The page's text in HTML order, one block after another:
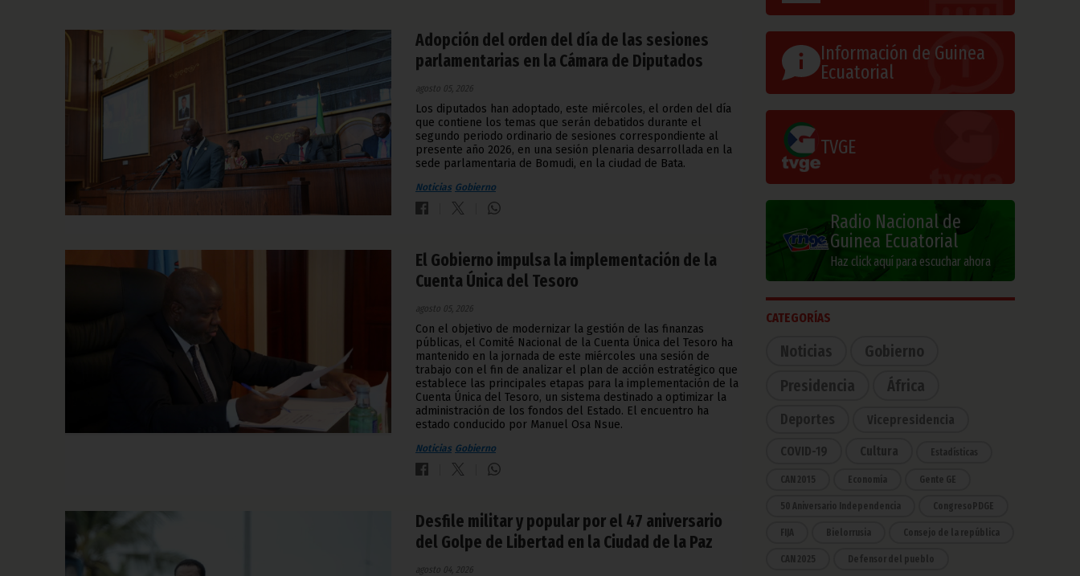
Adopción del orden del día de las sesiones
parlamentarias en la Cámara de Diputados
agosto 05, 2026
Los diputados han adoptado, este miércoles, el orden del día
que contiene los temas que serán debatidos durante el
segundo periodo ordinario de sesiones correspondiente al
presente año 2026, en una sesión plenaria desarrollada en la
sede parlamentaria de Bomudi, en la ciudad de Bata.
Noticias Gobierno
El Gobierno impulsa la implementación de la
Cuenta Única del Tesoro
agosto 05, 2026
Con el objetivo de modernizar la gestión de las finanzas
públicas, el Comité Nacional de la Cuenta Única del Tesoro ha
mantenido en la jornada de este miércoles una sesión de
trabajo con el fin de analizar el plan de acción estratégico que
establece las principales etapas para la implementación de la
Cuenta Única del Tesoro, un sistema destinado a optimizar la
administración de los fondos del Estado. El encuentro ha
estado conducido por Manuel Osa Nsue.
Noticias Gobierno
Desfile militar y popular por el 47 aniversario
del Golpe de Libertad en la Ciudad de la Paz
agosto 04, 2026
Información de Guinea
Ecuatorial
TVGE
Radio Nacional de
Guinea Ecuatorial
Haz click aquí para escuchar ahora
CATEGORÍAS
Noticias
Gobierno
Presidencia
África
Deportes Vicepresidencia
COVID-19 Cultura Estadísticas
CAN 2015 Economía Gente GE
50 Aniversario Independencia CongresoPDGE
FIJA Bielorrusia Consejo de la república
CAN 2025 Defensor del pueblo